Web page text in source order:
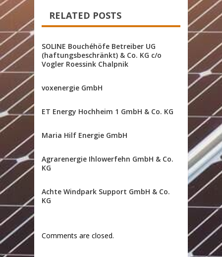
RELATED POSTS
SOLINE Bouchéhöfe Betreiber UG
(haftungsbeschränkt) & Co. KG c/o
Vogler Roessink Chalpnik
voxenergie GmbH
ET Energy Hochheim 1 GmbH & Co. KG
Maria Hilf Energie GmbH
Agrarenergie Ihlowerfehn GmbH & Co.
KG
Achte Windpark Support GmbH & Co.
KG
Comments are closed.